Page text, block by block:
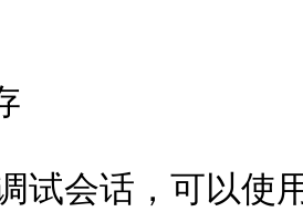
试会话，可以